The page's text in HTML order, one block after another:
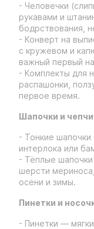
- Человечки
рукавами и
бодрствования,
- Конверт на
с кружевом и
важный первый
- Комплекты для
распашонки,
первое время.
Шапочки и
- Тонкие шапочки
интерлока или
- Тёплые
шерсти
осени и зимы.
Пинетки и
- Пинетки —